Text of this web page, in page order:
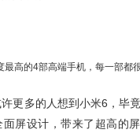
更多的人想到小米6，毕
屏设计，带来了超高的